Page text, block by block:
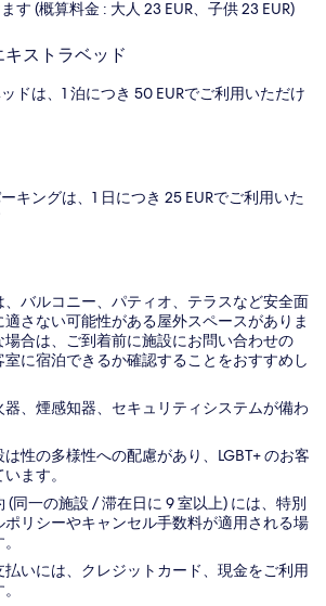
す (概算料金 : 大人 23 EUR、子供 23 EUR)
ストラベッド
ドは、1 泊につき 50 EURでご利用いただけ
キングは、1 日につき 25 EURでご利用いた
、バルコニー、パティオ、テラスなど安全面
さない可能性がある屋外スペースがありま
場合は、ご到着前に施設にお問い合わせの
に宿泊できるか確認することをおすすめし
器、煙感知器、セキュリティシステムが備わ
性の多様性への配慮があり、LGBT+ のお客
ます。
(同一の施設 / 滞在日に 9 室以上) には、特別
ポリシーやキャンセル手数料が適用される場
払いには、クレジットカード、現金をご利用